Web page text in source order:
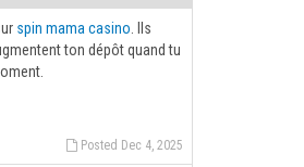
spin mama casino . Ils
ton dépôt quand tu
Posted Dec 4, 2025